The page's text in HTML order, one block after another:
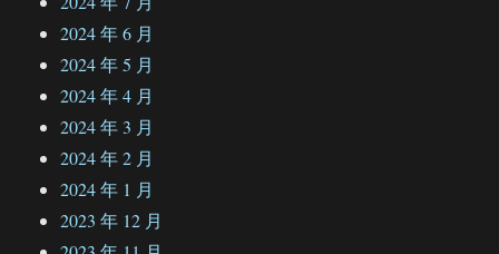
2024 年 6 月
2024 年 5 月
2024 年 4 月
2024 年 3 月
2024 年 2 月
2024 年 1 月
2023 年 12 月